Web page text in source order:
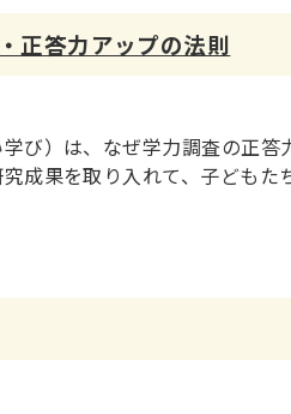
正答力アップの法則
び）は、なぜ学力調査の正答
成果を取り入れて、子どもた